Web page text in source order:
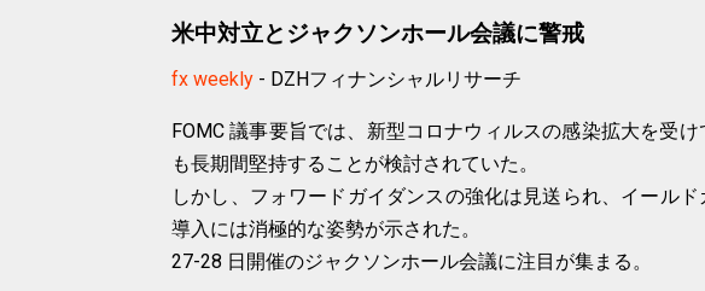
米中対立とジャクソンホール会議に警戒
fx weekly - DZHフィナンシャルリサーチ
FOMC 議事要旨では、新型コロナウィルスの感染拡大を受
も長期間堅持することが検討されていた。
しかし、フォワードガイダンスの強化は見送られ、イール
導入には消極的な姿勢が示された。
27-28 日開催のジャクソンホール会議に注目が集まる。